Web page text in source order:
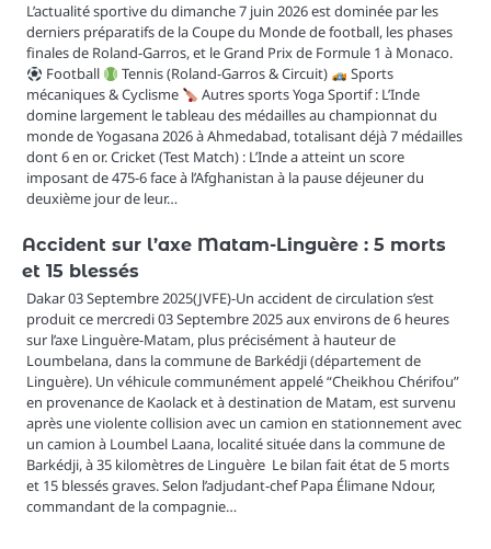
L’actualité sportive du dimanche 7 juin 2026 est dominée par les
derniers préparatifs de la Coupe du Monde de football, les phases
finales de Roland-Garros, et le Grand Prix de Formule 1 à Monaco.
Football
Tennis (Roland-Garros & Circuit)
Sports
mécaniques & Cyclisme
Autres sports Yoga Sportif : L’Inde
domine largement le tableau des médailles au championnat du
monde de Yogasana 2026 à Ahmedabad, totalisant déjà 7 médailles
dont 6 en or. Cricket (Test Match) : L’Inde a atteint un score
imposant de 475-6 face à l’Afghanistan à la pause déjeuner du
deuxième jour de leur…
Accident sur l’axe Matam-Linguère : 5 morts
et 15 blessés
Dakar 03 Septembre 2025(JVFE)-Un accident de circulation s’est
produit ce mercredi 03 Septembre 2025 aux environs de 6 heures
sur l’axe Linguère-Matam, plus précisément à hauteur de
Loumbelana, dans la commune de Barkédji (département de
Linguère). Un véhicule communément appelé “Cheikhou Chérifou”
en provenance de Kaolack et à destination de Matam, est survenu
après une violente collision avec un camion en stationnement avec
un camion à Loumbel Laana, localité située dans la commune de
Barkédji, à 35 kilomètres de Linguère Le bilan fait état de 5 morts
et 15 blessés graves. Selon l’adjudant-chef Papa Élimane Ndour,
commandant de la compagnie…